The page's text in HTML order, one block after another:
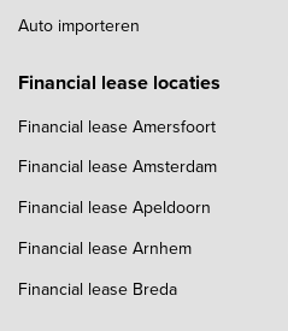
Auto importeren
Financial lease locaties
Financial lease Amersfoort
Financial lease Amsterdam
Financial lease Apeldoorn
Financial lease Arnhem
Financial lease Breda